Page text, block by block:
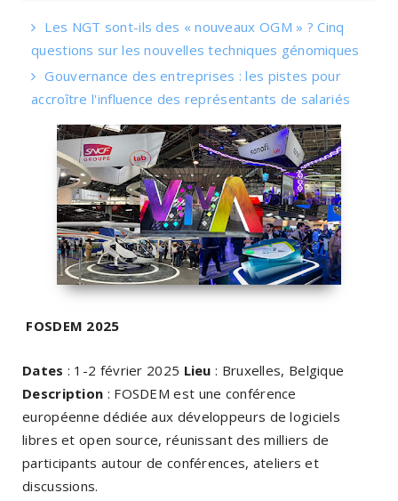
Les NGT sont-ils des « nouveaux OGM » ? Cinq
questions sur les nouvelles techniques génomiques
Gouvernance des entreprises : les pistes pour
accroître l'influence des représentants de salariés
FOSDEM 2025
Dates : 1-2 février 2025 Lieu : Bruxelles, Belgique
Description : FOSDEM est une conférence
européenne dédiée aux développeurs de logiciels
libres et open source, réunissant des milliers de
participants autour de conférences, ateliers et
discussions.